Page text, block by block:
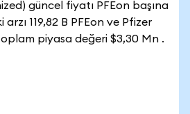
güncel fiyatı PFEon başına
arzı 119,82 B PFEon ve Pfizer
piyasa değeri $3,30 Mn .